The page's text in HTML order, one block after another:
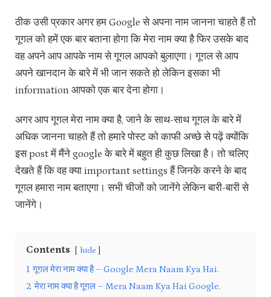
ठीक उसी प्रकार अगर हम Google से अपना नाम जानना चाहते हैं तो
गूगल को हमें एक बार बताना होगा कि मेरा नाम क्या है फिर उसके बाद
वह अपने आप आपके नाम से गूगल आपको बुलाएगा। गूगल से आप
अपने खानदान के बारे में भी जान सकते हो लेकिन इसका भी
information आपको एक बार देना होगा।
अगर आप गूगल मेरा नाम क्या है, जाने के साथ-साथ गूगल के बारे में
अधिक जानना चाहते हैं तो हमारे पोस्ट को काफी अच्छे से पढ़ें क्योंकि
इस post में मैंने google के बारे में बहुत ही कुछ लिखा है। तो चलिए
देखते हैं कि वह क्या important settings हैं जिनके करने के बाद
गूगल हमारा नाम बताएगा। सभी चीजों को जानेंगे लेकिन बारी-बारी से
जानेंगे।
Contents hide
1 गूगल मेरा नाम क्या है – Google Mera Naam Kya Hai.
2 मेरा नाम क्या है गूगल – Mera Naam Kya Hai Google.